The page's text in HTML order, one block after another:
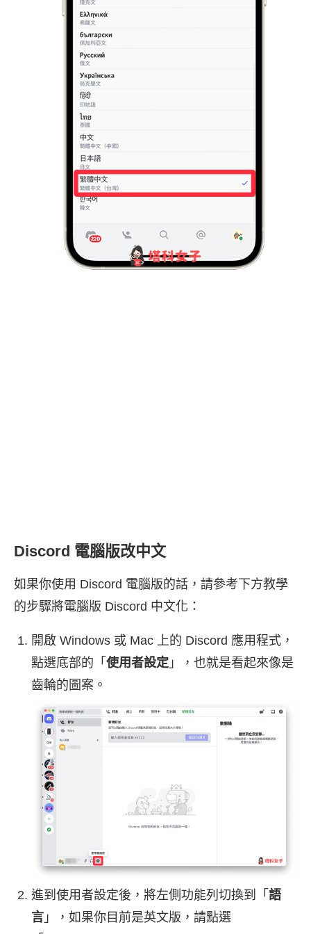
Discord 電腦版改中文
如果你使用 Discord 電腦版的話，請參考下方教學
的步驟將電腦版 Discord 中文化：
開啟 Windows 或 Mac 上的 Discord 應用程式，
點選底部的「 使用者設定 」，也就是看起來像是
齒輪的圖案。
進到使用者設定後，將左側功能列切換到「 語
言 」，如果你目前是英文版，請點選